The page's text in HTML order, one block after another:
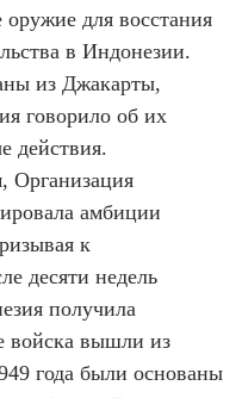
оружие для восстания
в Индонезии.
из Джакарты,
говорило об их
действия.
Организация
амбиции
к
десяти недель
получила
войска вышли из
года были основаны